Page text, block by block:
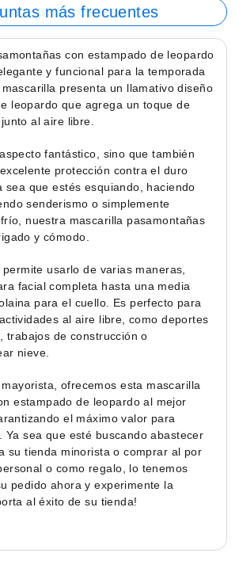
más frecuentes
con estampado de leopardo
y funcional para la temporada
presenta un llamativo diseño
leopardo que agrega un toque de
al aire libre.
fantástico, sino que también
protección contra el duro
sea que estés esquiando, haciendo
senderismo o simplemente
nuestra mascarilla pasamontañas
y cómodo.
usarlo de varias maneras,
facial completa hasta una media
para el cuello. Es perfecto para
al aire libre, como deportes
trabajos de construcción o
nieve.
ofrecemos esta mascarilla
estampado de leopardo al mejor
el máximo valor para
Ya sea que esté buscando abastecer
su tienda minorista o comprar al por
o como regalo, lo tenemos
pedido ahora y experimente la
al éxito de su tienda!